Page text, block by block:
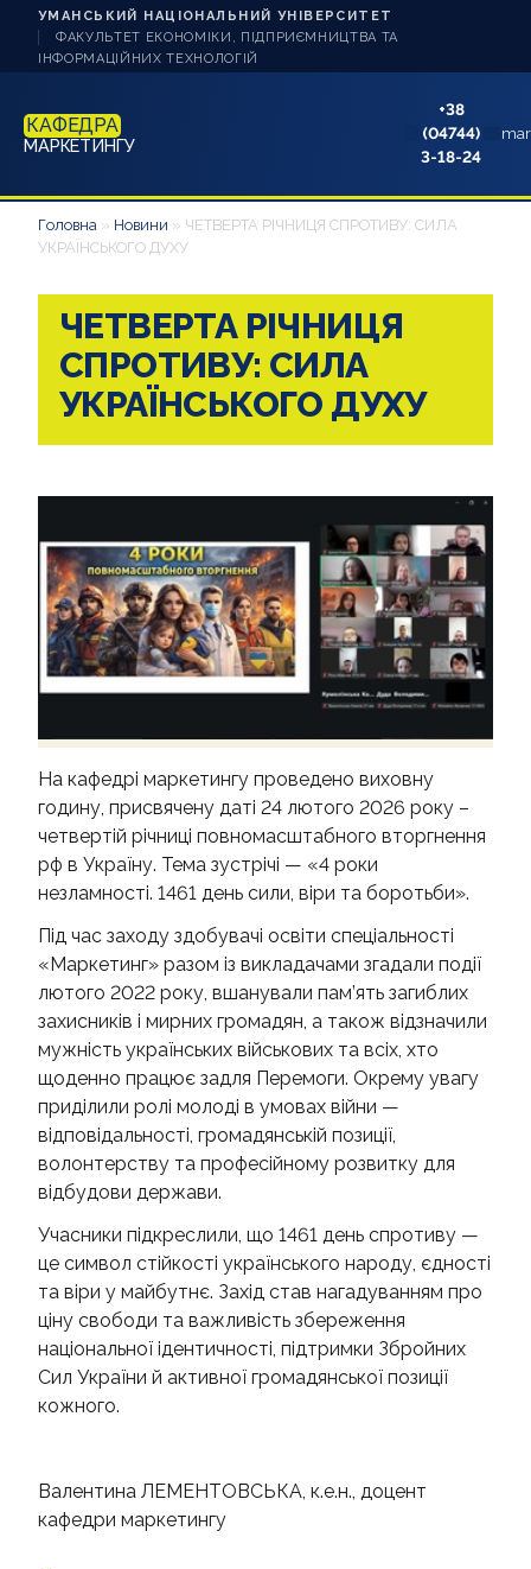
УМАНСЬКИЙ НАЦІОНАЛЬНИЙ УНІВЕРСИТЕТ
ФАКУЛЬТЕТ ЕКОНОМІКИ, ПІДПРИЄМНИЦТВА ТА
ІНФОРМАЦІЙНИХ ТЕХНОЛОГІЙ
КАФЕДРА
МАРКЕТИНГУ
+38
(04744)
3-18-24
НОВИНИ
СТУДЕНТУ
АБІТУРІЄНТУ
НАУКОВА РОБОТА
АКРЕДИТАЦІЯ
КОНТАКТИ
Головна » Новини » ЧЕТВЕРТА РІЧНИЦЯ СПРОТИВУ: СИЛА
УКРАЇНСЬКОГО ДУХУ
ЧЕТВЕРТА РІЧНИЦЯ
СПРОТИВУ: СИЛА
УКРАЇНСЬКОГО ДУХУ
На кафедрі маркетингу проведено виховну
годину, присвячену даті 24 лютого 2026 року –
четвертій річниці повномасштабного вторгнення
рф в Україну. Тема зустрічі — «4 роки
незламності. 1461 день сили, віри та боротьби».
Під час заходу здобувачі освіти спеціальності
«Маркетинг» разом із викладачами згадали події
лютого 2022 року, вшанували пам’ять загиблих
захисників і мирних громадян, а також відзначили
мужність українських військових та всіх, хто
щоденно працює задля Перемоги. Окрему увагу
приділили ролі молоді в умовах війни —
відповідальності, громадянській позиції,
волонтерству та професійному розвитку для
відбудови держави.
Учасники підкреслили, що 1461 день спротиву —
це символ стійкості українського народу, єдності
та віри у майбутнє. Захід став нагадуванням про
ціну свободи та важливість збереження
національної ідентичності, підтримки Збройних
Сил України й активної громадянської позиції
кожного.
Валентина ЛЕМЕНТОВСЬКА, к.е.н., доцент
кафедри маркетингу